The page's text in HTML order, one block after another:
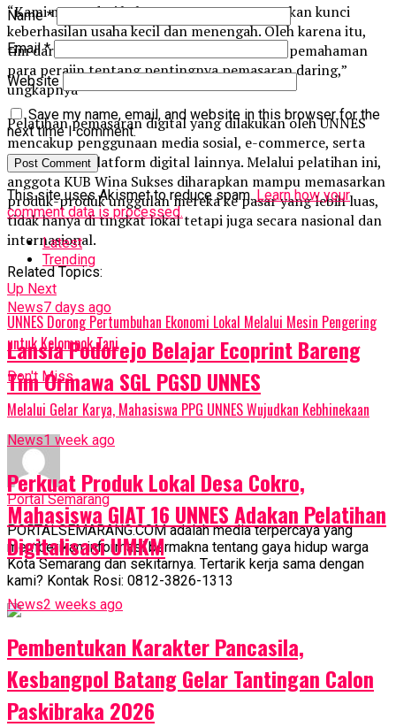
“Kami menyadari bahwa pemasaran merupakan kunci
keberhasilan usaha kecil dan menengah. Oleh karena itu,
tim dari UNNES berfokus pada peningkatan pemahaman
para perajin tentang pentingnya pemasaran daring,”
ungkapnya
Pelatihan pemasaran digital yang dilakukan oleh UNNES
mencakup penggunaan media sosial, e-commerce, serta
optimalisasi platform digital lainnya. Melalui pelatihan ini,
anggota KUB Wina Sukses diharapkan mampu memasarkan
produk-produk unggulan mereka ke pasar yang lebih luas,
tidak hanya di tingkat lokal tetapi juga secara nasional dan
internasional.
Related Topics:
Up Next
UNNES Dorong Pertumbuhan Ekonomi Lokal Melalui Mesin Pengering
untuk Kelompok Tani
Don't Miss
Melalui Gelar Karya, Mahasiswa PPG UNNES Wujudkan Kebhinekaan
Portal Semarang
PORTALSEMARANG.COM adalah media terpercaya yang
memberikan informasi bermakna tentang gaya hidup warga
Kota Semarang dan sekitarnya. Tertarik kerja sama dengan
kami? Kontak Rosi: 0812-3826-1313
Name*
Email*
Website
Save my name, email, and website in this browser for the
next time I comment.
This site uses Akismet to reduce spam.Learn how your
comment data is processed.
Latest
Trending
News7 days ago
Lansia Podorejo Belajar Ecoprint Bareng
Tim Ormawa SGL PGSD UNNES
News1 week ago
Perkuat Produk Lokal Desa Cokro,
Mahasiswa GIAT 16 UNNES Adakan Pelatihan
Digitalisasi UMKM
News2 weeks ago
Pembentukan Karakter Pancasila,
Kesbangpol Batang Gelar Tantingan Calon
Paskibraka 2026